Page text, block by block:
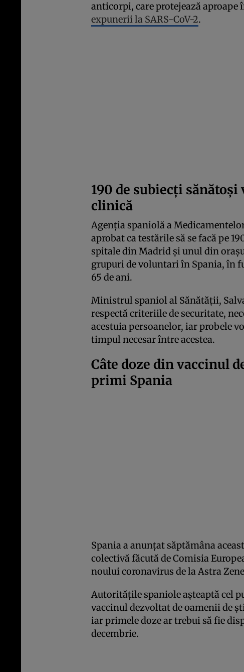
anticorpi, care protejează
expunerii la SARS-CoV-2.
190 de subiecţi
clinică
Agenţia spaniolă a
aprobat ca testările să se facă pe
spitale din Madrid şi unul din
grupuri de voluntari în Spania, în
65 de ani.
Ministrul spaniol al Sănătăţii,
respectă criteriile de securitate,
acestuia persoanelor, iar probele
timpul necesar între acestea.
Câte doze din vaccinul
primi Spania
Spania a anunţat săptămâna
colectivă făcută de Comisia
noului coronavirus de la Astra
Autorităţile spaniole aşteaptă cel
vaccinul dezvoltat de oamenii de
iar primele doze ar trebui să fie
decembrie.